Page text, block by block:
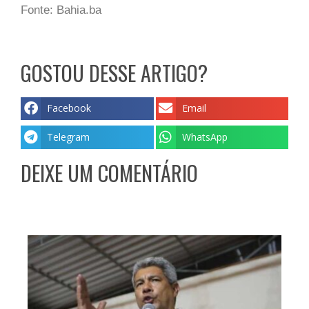
Fonte: Bahia.ba
GOSTOU DESSE ARTIGO?
Facebook Email
Telegram WhatsApp
DEIXE UM COMENTÁRIO